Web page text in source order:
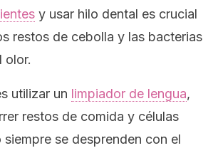
y usar hilo dental es crucial
restos de cebolla y las bacterias
olor.
utilizar un limpiador de lengua,
restos de comida y células
siempre se desprenden con el